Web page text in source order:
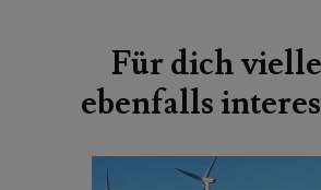
Für dich
ebenfalls